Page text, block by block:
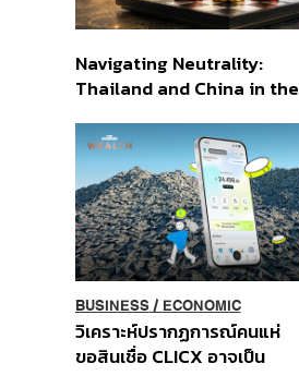
Navigating Neutrality:
Thailand and China in the
Order
BUSINESS/ ECONOMIC
วิเคราะห์ปรากฏการณ์คนแห่
ขอสินเชื่อ CLICX อาจเป็น